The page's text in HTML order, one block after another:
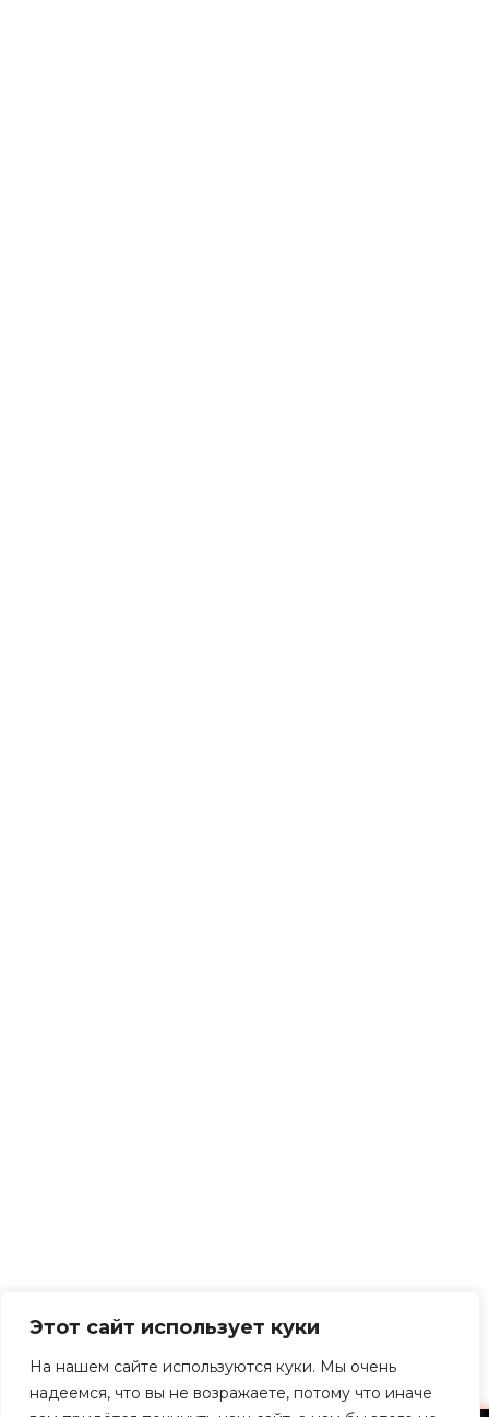
Этот сайт использует куки
На нашем сайте используются куки. Мы очень
надеемся, что вы не возражаете, потому что иначе